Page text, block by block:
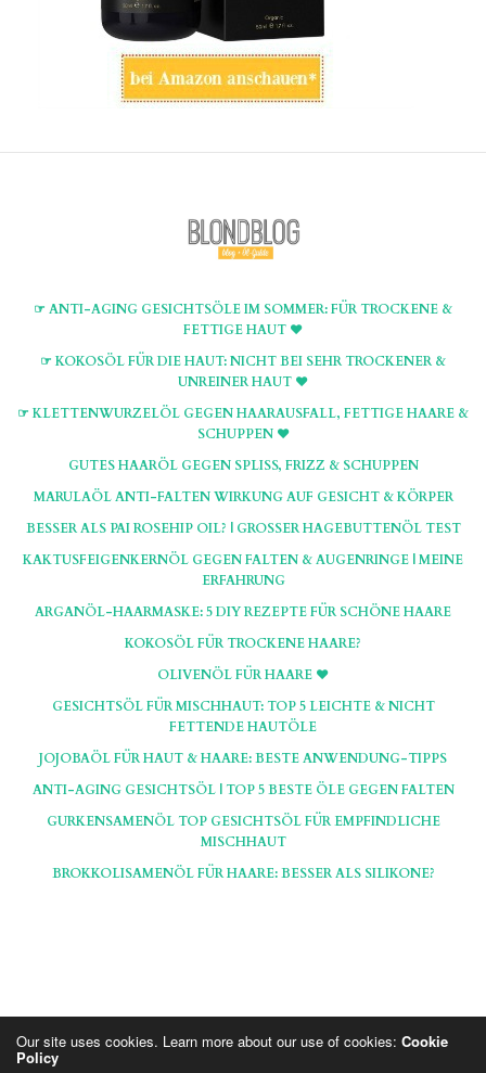
☞ ANTI-AGING GESICHTSÖLE IM SOMMER: FÜR TROCKENE &
FETTIGE HAUT ♥
☞ KOKOSÖL FÜR DIE HAUT: NICHT BEI SEHR TROCKENER &
UNREINER HAUT ♥
☞ KLETTENWURZELÖL GEGEN HAARAUSFALL, FETTIGE HAARE &
SCHUPPEN ♥
GUTES HAARÖL GEGEN SPLISS, FRIZZ & SCHUPPEN
MARULAÖL ANTI-FALTEN WIRKUNG AUF GESICHT & KÖRPER
BESSER ALS PAI ROSEHIP OIL? | GROSSER HAGEBUTTENÖL TEST
KAKTUSFEIGENKERNÖL GEGEN FALTEN & AUGENRINGE | MEINE
ERFAHRUNG
ARGANÖL-HAARMASKE: 5 DIY REZEPTE FÜR SCHÖNE HAARE
KOKOSÖL FÜR TROCKENE HAARE?
OLIVENÖL FÜR HAARE ♥
GESICHTSÖL FÜR MISCHHAUT: TOP 5 LEICHTE & NICHT
FETTENDE HAUTÖLE
JOJOBAÖL FÜR HAUT & HAARE: BESTE ANWENDUNG-TIPPS
ANTI-AGING GESICHTSÖL | TOP 5 BESTE ÖLE GEGEN FALTEN
GURKENSAMENÖL TOP GESICHTSÖL FÜR EMPFINDLICHE
MISCHHAUT
BROKKOLISAMENÖL FÜR HAARE: BESSER ALS SILIKONE?
Hinweis: Die Seiten und Artikel auf BlondBlog beinhalten teils Affiliate, die mit * markiert sind.
Our site uses cookies. Learn more about our use of cookies: Cookie
Policy